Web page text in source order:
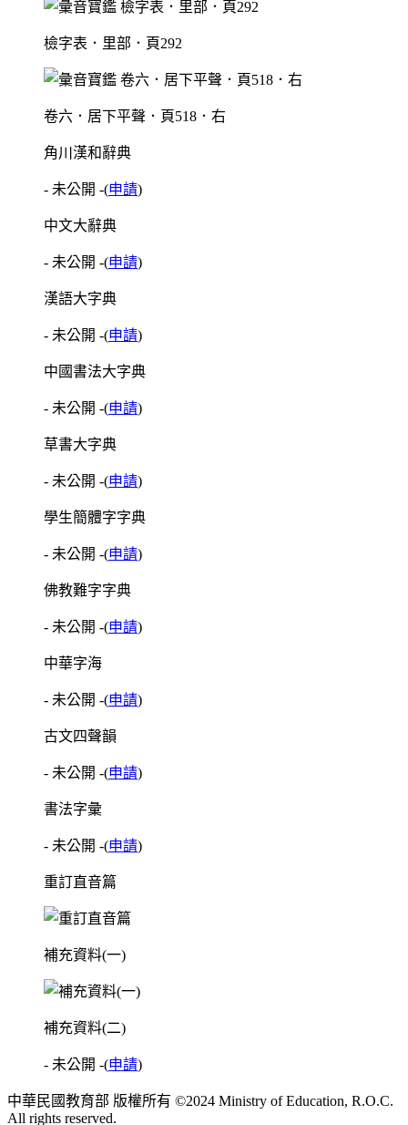
檢字表．里部．頁292
卷六．居下平聲．頁518．右
角川漢和辭典
- 未公開 -(申請)
中文大辭典
- 未公開 -(申請)
漢語大字典
- 未公開 -(申請)
中國書法大字典
- 未公開 -(申請)
草書大字典
- 未公開 -(申請)
學生簡體字字典
- 未公開 -(申請)
佛教難字字典
- 未公開 -(申請)
中華字海
- 未公開 -(申請)
古文四聲韻
- 未公開 -(申請)
書法字彙
- 未公開 -(申請)
重訂直音篇
補充資料(一)
補充資料(二)
- 未公開 -(申請)
中華民國教育部 版權所有 ©2024 Ministry of Education, R.O.C.
All rights reserved.